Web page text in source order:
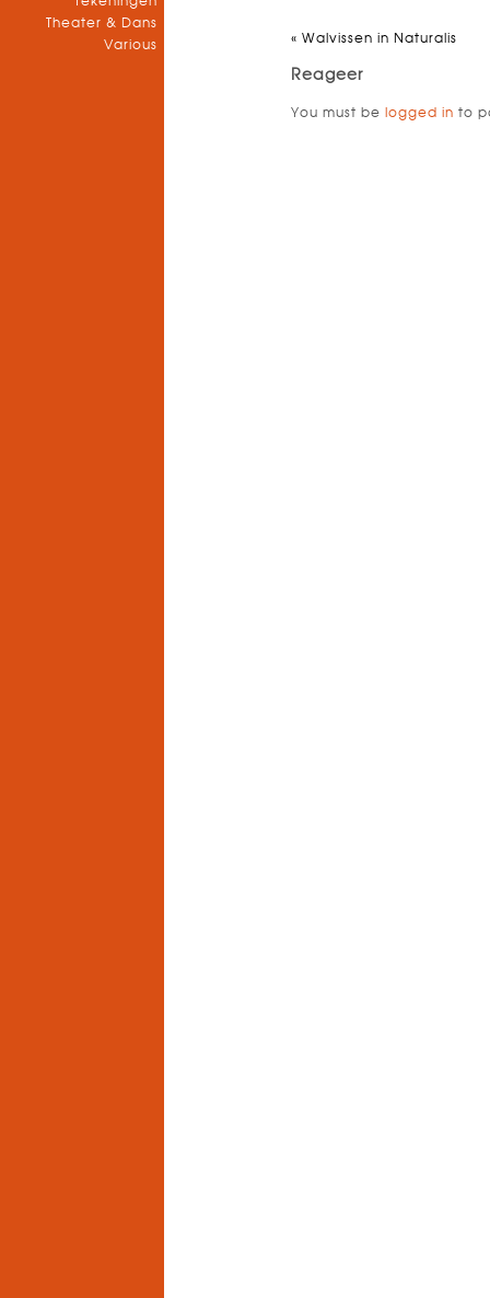
Theater & Dans
Various
« Walvissen in Naturalis
Reageer
You must be logged in to